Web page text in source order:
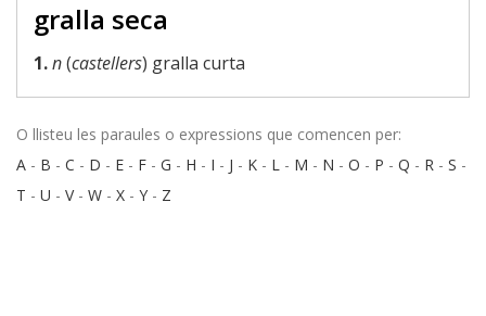
gralla seca
1.n(castellers) gralla curta
O llisteu les paraules o expressions que comencen per:
A - B - C - D - E - F - G - H - I - J - K - L - M - N - O - P - Q - R - S -
T - U - V- W - X - Y - Z